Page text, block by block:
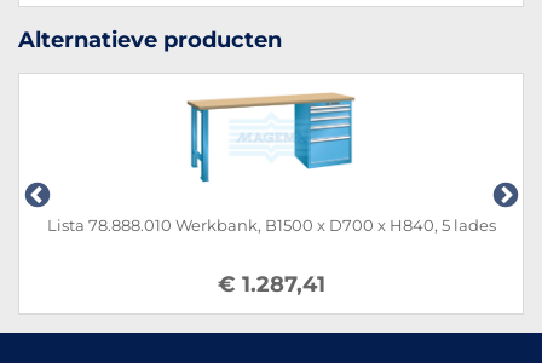
Alternatieve producten
Lista 78.888.010 Werkbank, B1500 x D700 x H840, 5 lades
€ 1.287,41